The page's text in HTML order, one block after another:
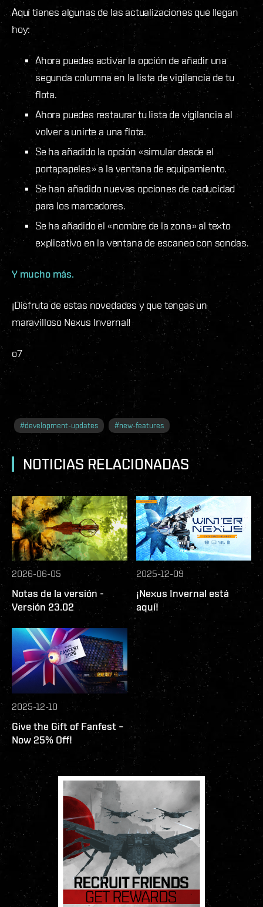
Aquí tienes algunas de las actualizaciones que llegan
hoy:
Ahora puedes activar la opción de añadir una
segunda columna en la lista de vigilancia de tu
flota.
Ahora puedes restaurar tu lista de vigilancia al
volver a unirte a una flota.
Se ha añadido la opción «simular desde el
portapapeles» a la ventana de equipamiento.
Se han añadido nuevas opciones de caducidad
para los marcadores.
Se ha añadido el «nombre de la zona» al texto
explicativo en la ventana de escaneo con sondas.
Y mucho más.
¡Disfruta de estas novedades y que tengas un
maravilloso Nexus Invernal!
o7
#development-updates #new-features
NOTICIAS RELACIONADAS
2026-06-05
Notas de la versión -
Versión 23.02
2025-12-09
¡Nexus Invernal está
aquí!
2025-12-10
Give the Gift of Fanfest –
Now 25% Off!